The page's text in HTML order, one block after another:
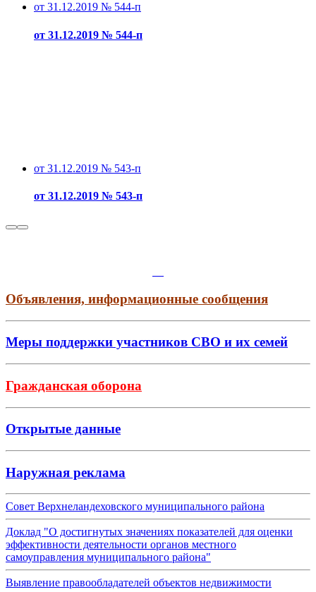
от 31.12.2019 № 544-п
от 31.12.2019 № 544-п
от 31.12.2019 № 543-п
от 31.12.2019 № 543-п
Объявления, информационные сообщения
Меры поддержки участников СВО и их семей
Гражданская оборона
Открытые данные
Наружная реклама
Совет Верхнеландеховского муниципального района
Доклад "О достигнутых значениях показателей для оценки
эффективности деятельности органов местного
самоуправления муниципального района"
Выявление правообладателей объектов недвижимости